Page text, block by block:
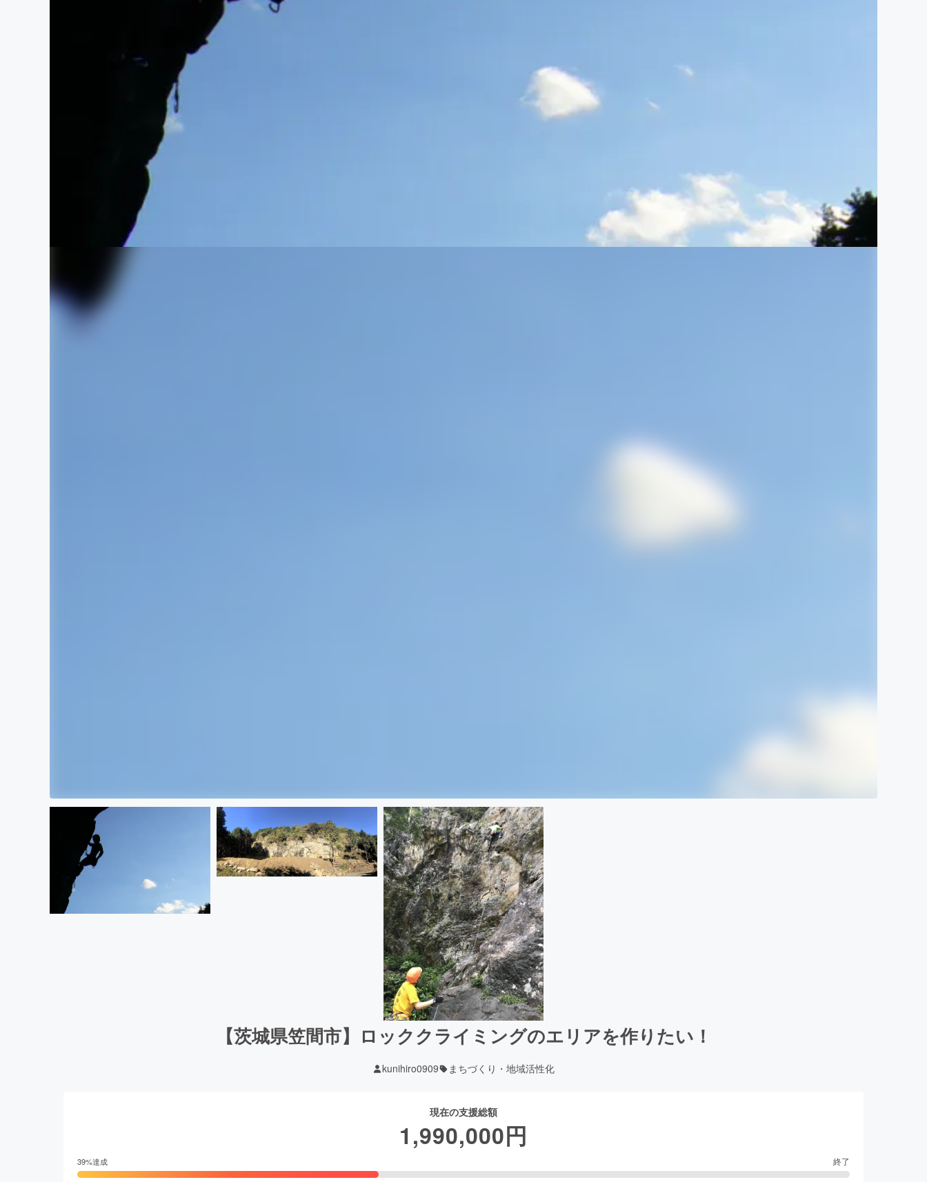
【茨城県笠間市】ロッククライミングのエリアを作りたい！
kunihiro0909 まちづくり・地域活性化
現在の支援総額
1,990,000円
39%達成 終了